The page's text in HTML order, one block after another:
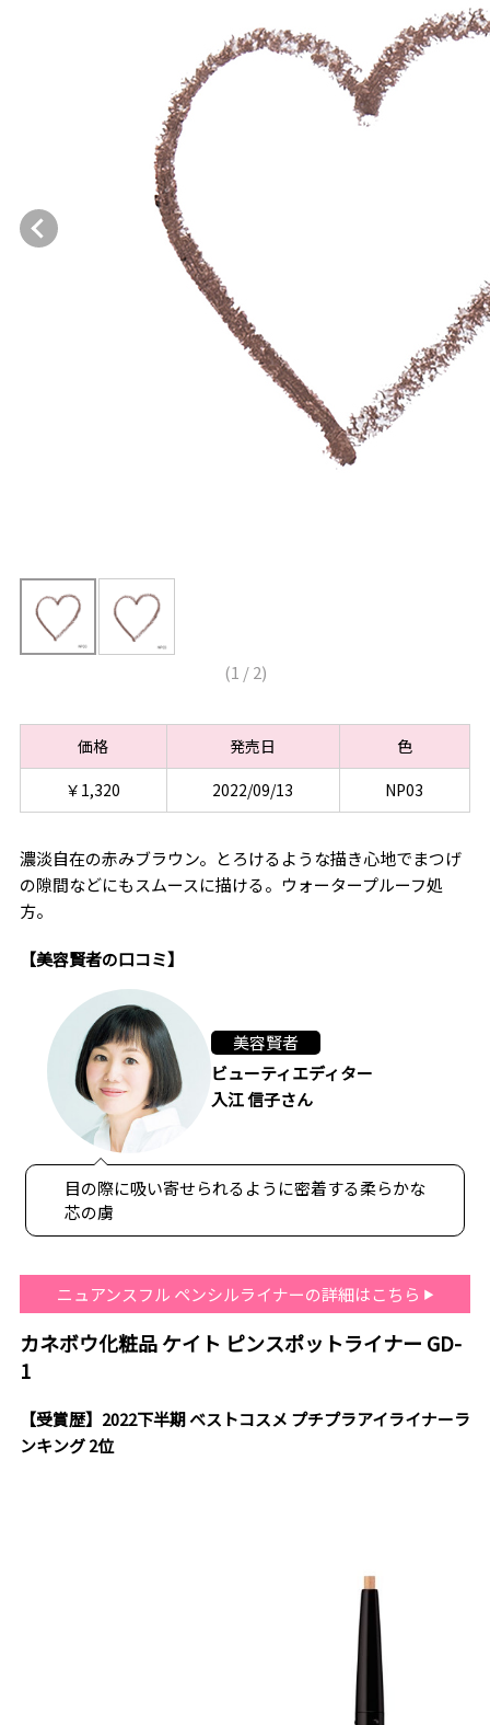
(1 /2)
価格 発売日
色
￥1,320
2022/09/13 NP03
濃淡自在の赤みブラウン。とろけるような描き心地でまつげ
の隙間などにもスムースに描ける。ウォータープルーフ処
方。
【美容賢者の口コミ】
美容賢者
ビューティエディター
入江 信子さん
目の際に吸い寄せられるように密着する柔らかな
芯の虜
ニュアンスフル ペンシルライナーの詳細はこちら
カネボウ化粧品 ケイト ピンスポットライナー GD-
1
【受賞歴】2022下半期 ベストコスメ プチプラアイライナーラ
ンキング 2位